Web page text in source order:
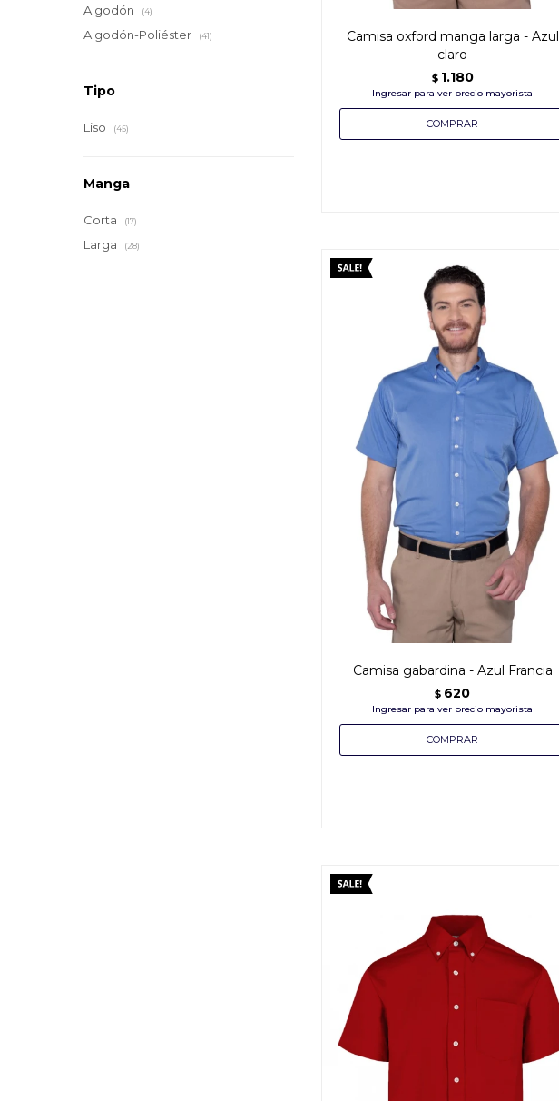
Camisa oxford manga larga - Azul
claro
$ 1.180
Camisa gabardina - Azul Francia
$ 620
Algodón (4)
Algodón-Poliéster (41)
Tipo
Liso (45)
Manga
Corta (17)
Larga (28)